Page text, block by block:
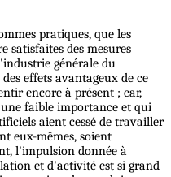
pratiques, que les
satisfaites des mesures
générale du
effets avantageux de ce
encore à présent ; car,
faible importance et qui
aient cessé de travailler
eux-mêmes, soient
l'impulsion donnée à
et d'activité est si grand